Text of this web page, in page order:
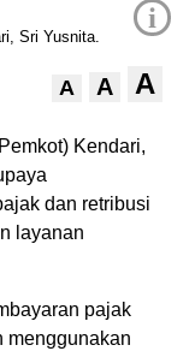
i
A A A
Kendari,
dan retribusi
layanan
pajak
menggunakan